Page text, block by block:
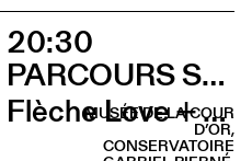
20:30
PARCOURS SUR LA COLLINE SAINTE-CROIX
Flèche Love + Sami Galbi
MUSÉE DE LA COUR
D’OR,
CONSERVATOIRE